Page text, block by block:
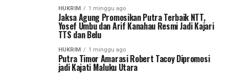
HUKRIM 1 minggu ago
Jaksa Agung Promosikan Putra Terbaik NTT,
Yosef Umbu dan Arif Kanahau Resmi Jadi Kajari
TTS dan Belu
HUKRIM 1 minggu ago
Putra Timor Amarasi Robert Tacoy Dipromosi
jadi Kajati Maluku Utara